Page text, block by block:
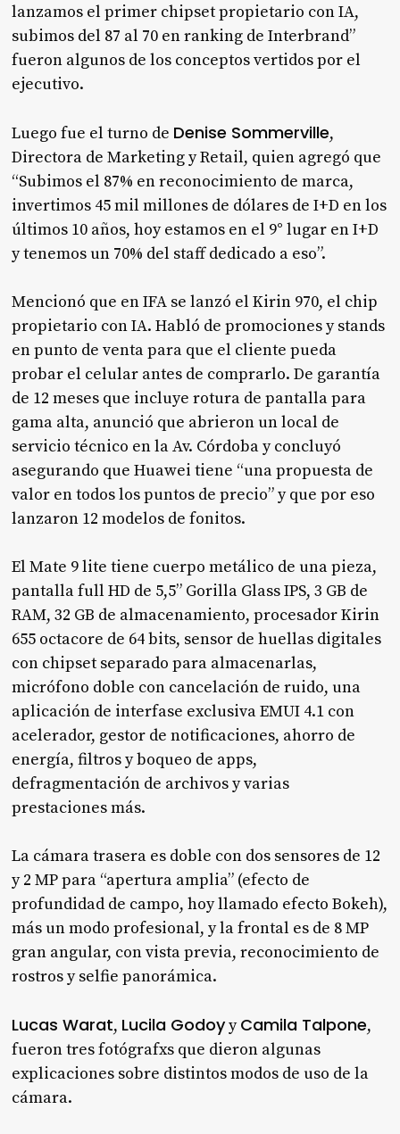
lanzamos el primer chipset propietario con IA,
subimos del 87 al 70 en ranking de Interbrand”
fueron algunos de los conceptos vertidos por el
ejecutivo.
Luego fue el turno de Denise Sommerville,
Directora de Marketing y Retail, quien agregó que
“Subimos el 87% en reconocimiento de marca,
invertimos 45 mil millones de dólares de I+D en los
últimos 10 años, hoy estamos en el 9° lugar en I+D
y tenemos un 70% del staff dedicado a eso”.
Mencionó que en IFA se lanzó el Kirin 970, el chip
propietario con IA. Habló de promociones y stands
en punto de venta para que el cliente pueda
probar el celular antes de comprarlo. De garantía
de 12 meses que incluye rotura de pantalla para
gama alta, anunció que abrieron un local de
servicio técnico en la Av. Córdoba y concluyó
asegurando que Huawei tiene “una propuesta de
valor en todos los puntos de precio” y que por eso
lanzaron 12 modelos de fonitos.
El Mate 9 lite tiene cuerpo metálico de una pieza,
pantalla full HD de 5,5” Gorilla Glass IPS, 3 GB de
RAM, 32 GB de almacenamiento, procesador Kirin
655 octacore de 64 bits, sensor de huellas digitales
con chipset separado para almacenarlas,
micrófono doble con cancelación de ruido, una
aplicación de interfase exclusiva EMUI 4.1 con
acelerador, gestor de notificaciones, ahorro de
energía, filtros y boqueo de apps,
defragmentación de archivos y varias
prestaciones más.
La cámara trasera es doble con dos sensores de 12
y 2 MP para “apertura amplia” (efecto de
profundidad de campo, hoy llamado efecto Bokeh),
más un modo profesional, y la frontal es de 8 MP
gran angular, con vista previa, reconocimiento de
rostros y selfie panorámica.
Lucas Warat, Lucila GodoyyCamila Talpone,
fueron tres fotógrafxs que dieron algunas
explicaciones sobre distintos modos de uso de la
cámara.